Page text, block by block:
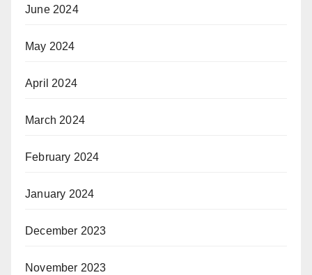
June 2024
May 2024
April 2024
March 2024
February 2024
January 2024
December 2023
November 2023